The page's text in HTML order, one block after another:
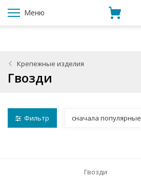
Меню
Крепежные изделия
Гвозди
Фильтр сначала популярные
Гвозди